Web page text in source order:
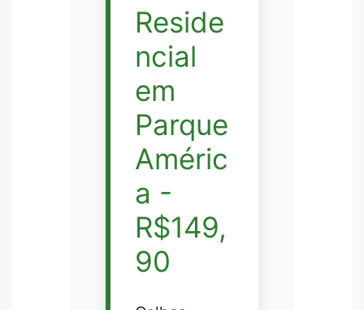
Reside
ncial
em
Parque
Améric
a -
R$149,
90